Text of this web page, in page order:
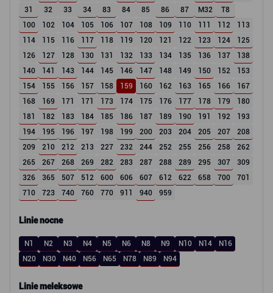
31
32 33 34 83 84 85 86 87 M32
T8
100
102 104 105 106 107 108 109 110 111 112
113
114
115 116 117 118 119 120 121 122 123 124
125
126
127 128 130 131 132 133 134 135 136 137
138
140
141 143 144 145 146 147 148 149 150 152
153
154
155 156 157 158 159 160 162 163 165 166
167
168
169 171 171 173 174 175 176 177 178 179
180
181
182 183 184 185 186 187 189 190 191 192
193
194
195 196 197 198 199 200 203 204 205 207
208
209
210 212 213 227 232 244 252 255 256 258
262
265
267 268 269 282 283 287 288 289 295 307
309
326
365 507 512 600 606 607 612 622 658 700
701
710
723 740 760 770 911 940 959
Linie nocne
N1 N2 N3 N4 N5 N6 N8 N9 N10 N14
N16
N20
N30 N40 N56 N65 N78 N89 N94
Linie meleksowe